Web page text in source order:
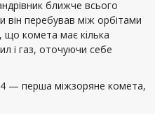
ближче всього
він перебував між орбітами
комета має кілька
і газ, оточуючи себе
— перша міжзоряне комета,